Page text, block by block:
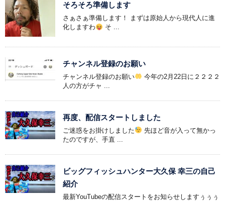
そろそろ準備します
さぁさぁ準備します！ まずは原始人から現代人に進
化しますわ
そ ...
チャンネル登録のお願い
チャンネル登録のお願い
今年の2月22日に２２２２
人の方がチャ ...
再度、配信スタートしました
ご迷惑をお掛けしました
先ほど音が入って無かっ
たのですが、手直 ...
ビッグフィッシュハンター大久保 幸三の自己
紹介
最新YouTubeの配信スタートをお知らせしますぅぅぅ